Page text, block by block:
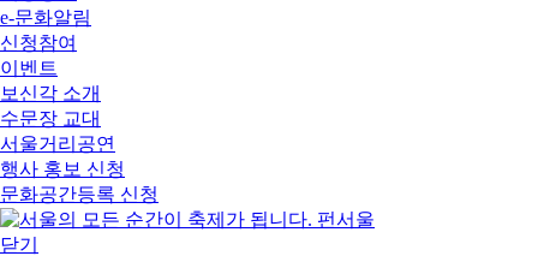
e-문화알림
신청참여
이벤트
보신각 소개
수문장 교대
서울거리공연
행사 홍보 신청
문화공간등록 신청
닫기